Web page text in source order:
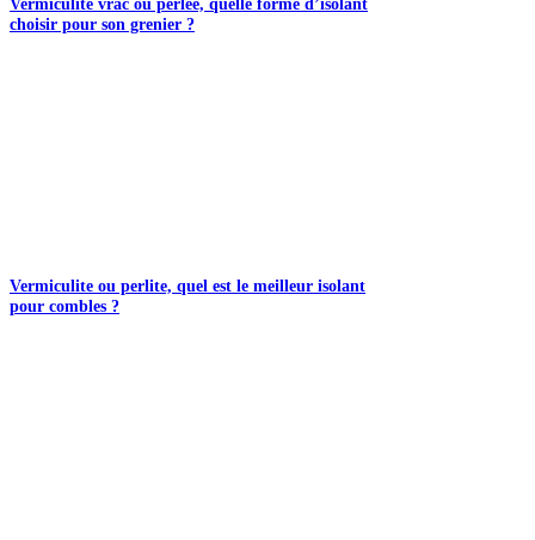
choisir pour son grenier ?
Vermiculite ou perlite, quel est le meilleur isolant
pour combles ?